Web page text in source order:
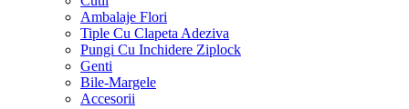
Ambalaje Flori
Tiple Cu Clapeta Adeziva
Pungi Cu Inchidere Ziplock
Genti
Bile-Margele
Accesorii